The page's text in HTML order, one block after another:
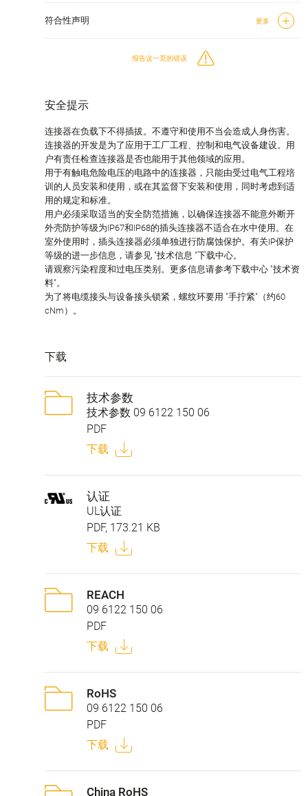
符合性声明 更多
报告这一页的错误
安全提示
连接器在负载下不得插拔。不遵守和使用不当会造成人身伤害。
连接器的开发是为了应用于工厂工程、控制和电气设备建设。用
户有责任检查连接器是否也能用于其他领域的应用。
用于有触电危险电压的电路中的连接器，只能由受过电气工程培
训的人员安装和使用，或在其监督下安装和使用，同时考虑到适
用的规定和标准。
用户必须采取适当的安全防范措施，以确保连接器不能意外断开
外壳防护等级为IP67和IP68的插头连接器不适合在水中使用。在
室外使用时，插头连接器必须单独进行防腐蚀保护。有关IP保护
等级的进一步信息，请参见 "技术信息 "下载中心。
请观察污染程度和过电压类别。更多信息请参考下载中心 "技术资
料"。
为了将电缆接头与设备接头锁紧，螺纹环要用 "手拧紧"（约60
cNm）。
下载
技术参数
技术参数 09 6122 150 06
PDF
下载
认证
UL认证
PDF, 173.21 KB
下载
REACH
09 6122 150 06
PDF
下载
RoHS
09 6122 150 06
PDF
下载
China RoHS